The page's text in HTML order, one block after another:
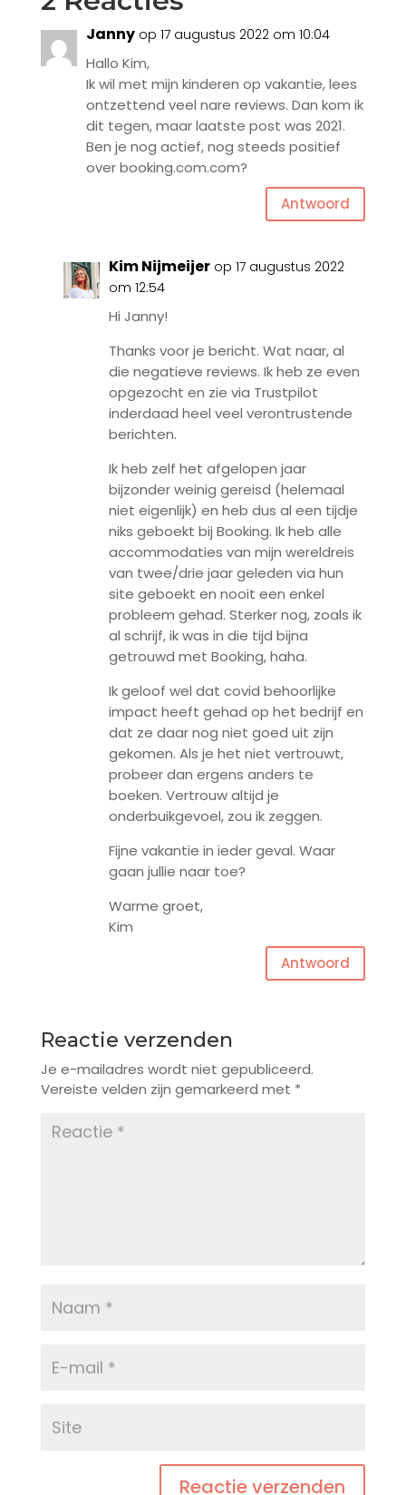
Janny op 17 augustus 2022 om 10:04
Hallo Kim,
Ik wil met mijn kinderen op vakantie, lees
ontzettend veel nare reviews. Dan kom ik
dit tegen, maar laatste post was 2021.
Ben je nog actief, nog steeds positief
over booking.com.com?
Antwoord
Kim Nijmeijer op 17 augustus 2022
om 12:54
Hi Janny!
Thanks voor je bericht. Wat naar, al
die negatieve reviews. Ik heb ze even
opgezocht en zie via Trustpilot
inderdaad heel veel verontrustende
berichten.
Ik heb zelf het afgelopen jaar
bijzonder weinig gereisd (helemaal
niet eigenlijk) en heb dus al een tijdje
niks geboekt bij Booking. Ik heb alle
accommodaties van mijn wereldreis
van twee/drie jaar geleden via hun
site geboekt en nooit een enkel
probleem gehad. Sterker nog, zoals ik
al schrijf, ik was in die tijd bijna
getrouwd met Booking, haha.
Ik geloof wel dat covid behoorlijke
impact heeft gehad op het bedrijf en
dat ze daar nog niet goed uit zijn
gekomen. Als je het niet vertrouwt,
probeer dan ergens anders te
boeken. Vertrouw altijd je
onderbuikgevoel, zou ik zeggen.
Fijne vakantie in ieder geval. Waar
gaan jullie naar toe?
Warme groet,
Kim
Antwoord
Reactie verzenden
Je e-mailadres wordt niet gepubliceerd.
Vereiste velden zijn gemarkeerd met *